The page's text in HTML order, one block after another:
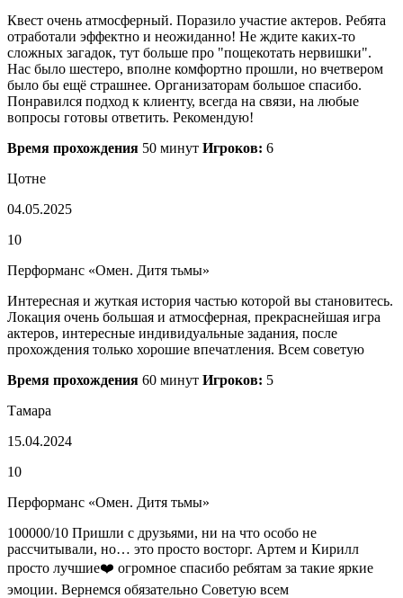
Квест очень атмосферный. Поразило участие актеров. Ребята
отработали эффектно и неожиданно! Не ждите каких-то
сложных загадок, тут больше про "пощекотать нервишки".
Нас было шестеро, вполне комфортно прошли, но вчетвером
было бы ещё страшнее. Организаторам большое спасибо.
Понравился подход к клиенту, всегда на связи, на любые
вопросы готовы ответить. Рекомендую!
Время прохождения 50 минут Игроков: 6
Цотне
04.05.2025
10
Перформанс «Омен. Дитя тьмы»
Интересная и жуткая история частью которой вы становитесь.
Локация очень большая и атмосферная, прекраснейшая игра
актеров, интересные индивидуальные задания, после
прохождения только хорошие впечатления. Всем советую
Время прохождения 60 минут Игроков: 5
Тамара
15.04.2024
10
Перформанс «Омен. Дитя тьмы»
100000/10 Пришли с друзьями, ни на что особо не
рассчитывали, но… это просто восторг. Артем и Кирилл
просто лучшие❤️ огромное спасибо ребятам за такие яркие
эмоции. Вернемся обязательно Советую всем